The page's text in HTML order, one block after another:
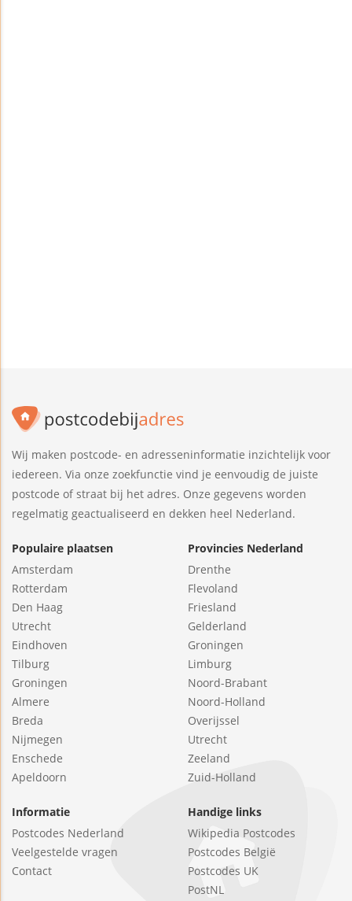
Wij maken postcode- en adresseninformatie inzichtelijk voor
iedereen. Via onze zoekfunctie vind je eenvoudig de juiste
postcode of straat bij het adres. Onze gegevens worden
regelmatig geactualiseerd en dekken heel Nederland.
Populaire plaatsen
Amsterdam
Rotterdam
Den Haag
Utrecht
Eindhoven
Tilburg
Groningen
Almere
Breda
Nijmegen
Enschede
Apeldoorn
Provincies Nederland
Drenthe
Flevoland
Friesland
Gelderland
Groningen
Limburg
Noord-Brabant
Noord-Holland
Overijssel
Utrecht
Zeeland
Zuid-Holland
Informatie
Postcodes Nederland
Veelgestelde vragen
Contact
Handige links
Wikipedia Postcodes
Postcodes België
Postcodes UK
PostNL